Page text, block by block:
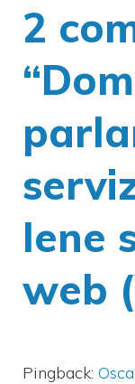
2
Iene
web
Pingback: